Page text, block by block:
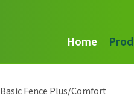
Home
Basic Fence Plus/Comfort